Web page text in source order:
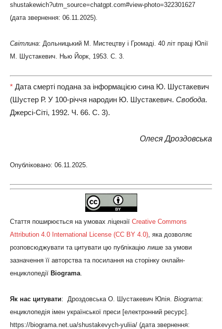
shustakewich?utm_source=chatgpt.com#view-photo=322301627
(дата звернення: 06.11.2025).
Світлина: Дольницький М. Мистецтву і Громаді. 40 літ праці Юлії
М. Шустакевич. Нью Йорк, 1953. С. 3.
* Дата смерті подана за інформацією сина Ю. Шустакевич
(Шустер Р. У 100-річчя народин Ю. Шустакевич. Свобода.
Джерсі-Сіті, 1992. Ч. 66. С. 3).
Олеся Дроздовська
Опубліковано: 06.11.2025.
Стаття поширюється на умовах ліцензії Creative Commons
Attribution 4.0 International License (CC BY 4.0) , яка дозволяє
розповсюджувати та цитувати цю публікацію лише за умови
зазначення її авторства та посилання на сторінку онлайн-
енциклопедії Biograma
Як нас цитувати: Дроздовська О. Шустакевич Юлія. Biograma:
енциклопедія імен української преси [електронний ресурс].
https://biograma.net.ua/shustakevych-yuliia/ (дата звернення: